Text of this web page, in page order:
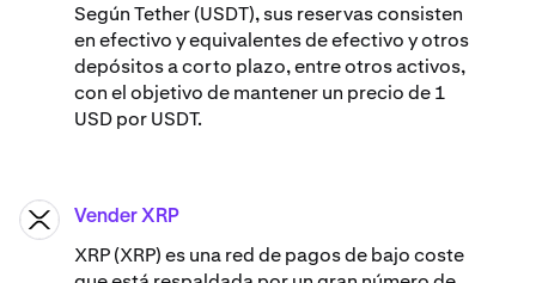
Según Tether (USDT), sus reservas consisten
en efectivo y equivalentes de efectivo y otros
depósitos a corto plazo, entre otros activos,
con el objetivo de mantener un precio de 1
USD por USDT.
XRP Vender XRP
XRP (XRP) es una red de pagos de bajo coste